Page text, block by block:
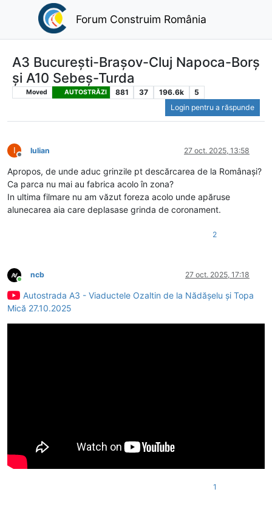
Forum Construim România
A3 București-Brașov-Cluj Napoca-Borș
și A10 Sebeș-Turda
Moved AUTOSTRĂZI 881 37 196.6k
5
Login pentru a răspunde
I
Deconectat
Iulian 27 oct. 2025, 13:58
Apropos, de unde aduc grinzile pt descărcarea de la Românași?
Ca parca nu mai au fabrica acolo în zona?
In ultima filmare nu am văzut foreza acolo unde apăruse
alunecarea aia care deplasase grinda de coronament.
2
Conectat
ncb 27 oct. 2025, 17:18
Autostrada A3 - Viaductele Ozaltin de la Nădășelu și Topa
Mică 27.10.2025
1